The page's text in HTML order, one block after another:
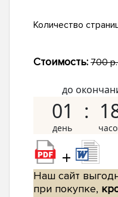
Количество
Стоимость: 700
до
01
+
Наш сайт
при покупке,